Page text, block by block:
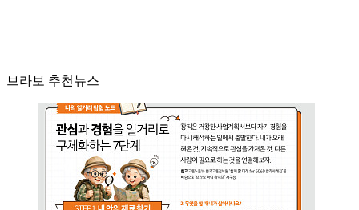
브라보 추천뉴스